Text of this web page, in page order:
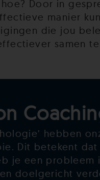
Door in
manier
die jou
samen te
hebben
Dit betekent
je een
doelgericht